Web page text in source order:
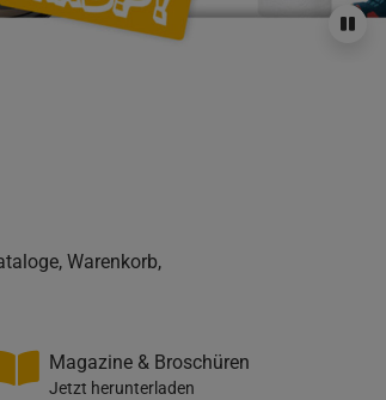
Warenkorb,
Magazine & Broschüren
Jetzt herunterladen